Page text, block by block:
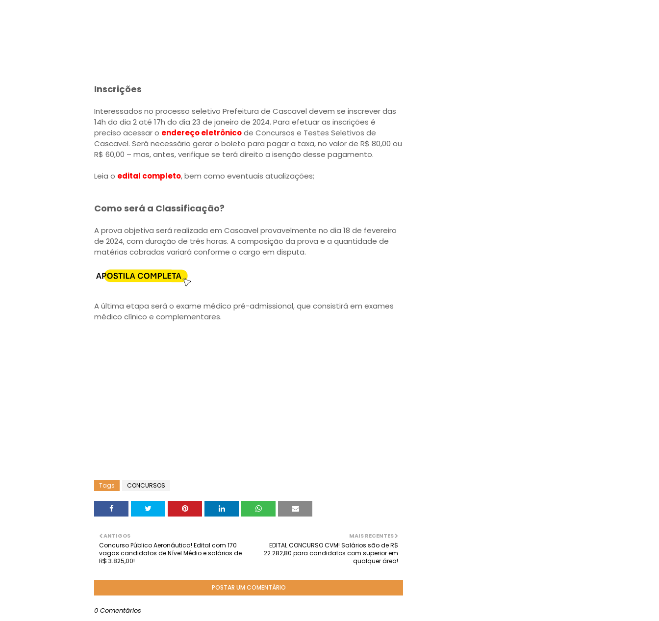
Inscrições
Interessados no processo seletivo Prefeitura de Cascavel devem se inscrever das
14h do dia 2 até 17h do dia 23 de janeiro de 2024. Para efetuar as inscrições é
preciso acessar o endereço eletrônicode Concursos e Testes Seletivos de
Cascavel. Será necessário gerar o boleto para pagar a taxa, no valor de R$ 80,00 ou
R$ 60,00 – mas, antes, verifique se terá direito a isenção desse pagamento.
Leia o edital completo, bem como eventuais atualizações;
Como será a Classificação?
A prova objetiva será realizada em Cascavel provavelmente no dia 18 de fevereiro
de 2024, com duração de três horas. A composição da prova e a quantidade de
matérias cobradas variará conforme o cargo em disputa.
A última etapa será o exame médico pré-admissional, que consistirá em exames
médico clínico e complementares.
Tags CONCURSOS
MAIS RECENTES
EDITAL CONCURSO CVM! Salários são de R$
22.282,80 para candidatos com superior em
qualquer área!
ANTIGOS
Concurso Público Aeronáutica! Edital com 170
vagas candidatos de Nível Médio e salários de
R$ 3.825,00!
POSTAR UM COMENTÁRIO
0 Comentários